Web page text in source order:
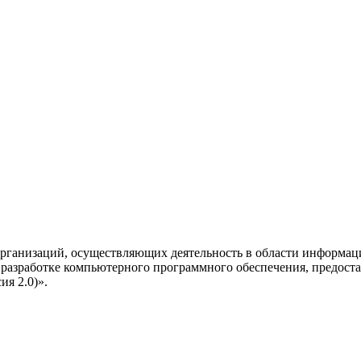
осуществляющих деятельность в области
компьютерного программного обеспечения,
2.0)».